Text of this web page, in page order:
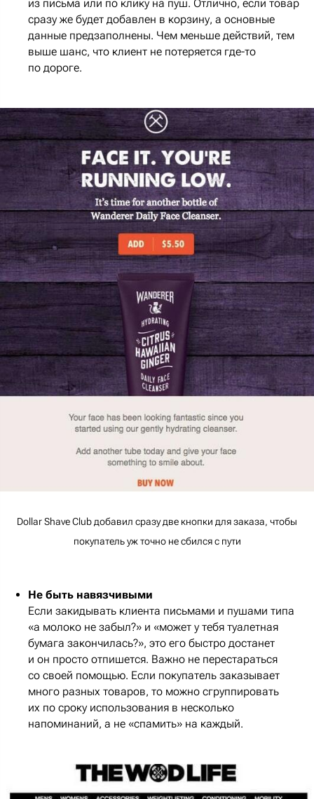
из письма или по клику на пуш. Отлично, если товар
сразу же будет добавлен в корзину, а основные
данные предзаполнены. Чем меньше действий, тем
выше шанс, что клиент не потеряется где-то
по дороге.
Dollar Shave Club добавил сразу две кнопки для заказа, чтобы
покупатель уж точно не сбился с пути
Не быть навязчивыми
Если закидывать клиента письмами и пушами типа
«а молоко не забыл?» и «может у тебя туалетная
бумага закончилась?», это его быстро достанет
и он просто отпишется. Важно не перестараться
со своей помощью. Если покупатель заказывает
много разных товаров, то можно сгруппировать
их по сроку использования в несколько
напоминаний, а не «спамить» на каждый.